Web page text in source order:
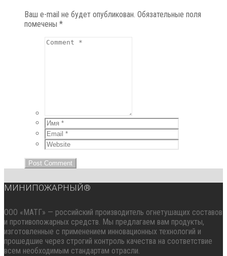
Ваш e-mail не будет опубликован. Обязательные поля
помечены *
МИНИПОЖАРНЫЙ®
ООО «МАТГ» — российский производитель огнетушащих составов
и противопожарных средств. Мы предлагаем вам продукты,
изготовленные с применением инновационных технологий и
прошедшие через строгий контроль качества на соответствие
всем необходимым стандартам отрасли.